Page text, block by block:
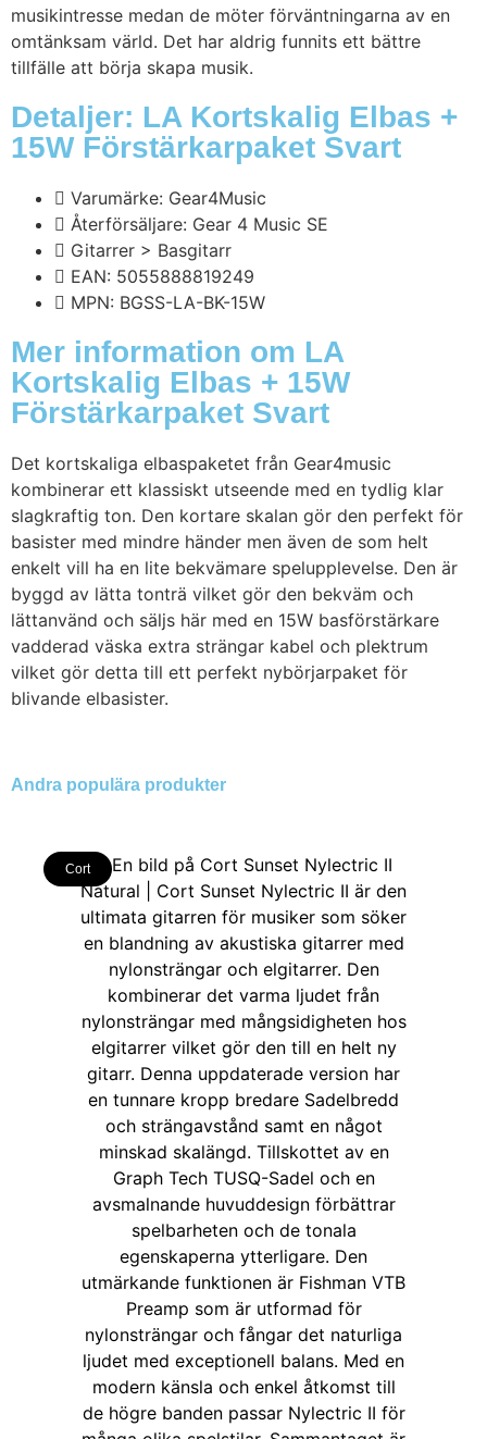
musikintresse medan de möter förväntningarna av en
omtänksam värld. Det har aldrig funnits ett bättre
tillfälle att börja skapa musik.
Detaljer: LA Kortskalig Elbas +
15W Förstärkarpaket Svart
Varumärke: Gear4Music
Återförsäljare: Gear 4 Music SE
Gitarrer > Basgitarr
EAN: 5055888819249
MPN: BGSS-LA-BK-15W
Mer information om LA
Kortskalig Elbas + 15W
Förstärkarpaket Svart
Det kortskaliga elbaspaketet från Gear4music
kombinerar ett klassiskt utseende med en tydlig klar
slagkraftig ton. Den kortare skalan gör den perfekt för
basister med mindre händer men även de som helt
enkelt vill ha en lite bekvämare spelupplevelse. Den är
byggd av lätta tonträ vilket gör den bekväm och
lättanvänd och säljs här med en 15W basförstärkare
vadderad väska extra strängar kabel och plektrum
vilket gör detta till ett perfekt nybörjarpaket för
blivande elbasister.
Andra populära produkter
Cort